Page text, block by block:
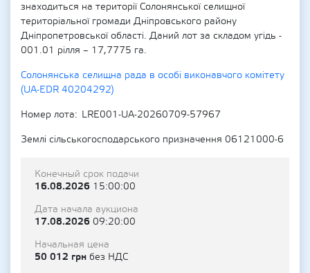
знаходиться на території Солонянської селищної
територіальної громади Дніпровського району
Дніпропетровської області. Даний лот за складом угідь -
001.01 рілля – 17,7775 га.
Солонянська селищна рада в особі виконавчого комітету
(UA-EDR 40204292)
Номер лота
LRE001-UA-20260709-57967
Землі сільськогосподарського призначення 06121000-6
Конечный срок подачи
16.08.2026 15:00:00
Дата начала аукциона
17.08.2026 09:20:00
Начальная цена
50 012 грн без НДС